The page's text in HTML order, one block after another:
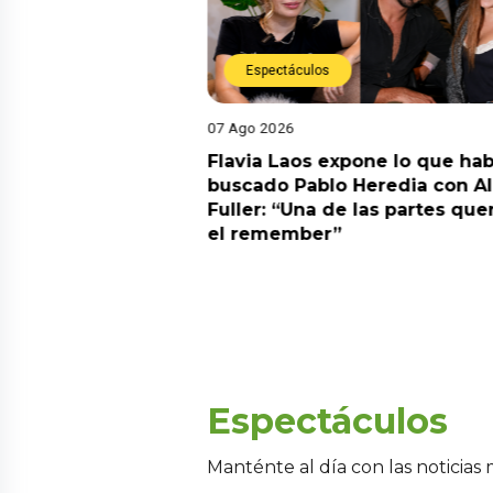
Espectáculos
07 Ago 2026
Flavia Laos expone lo que
buscado Pablo Heredia con
Fuller: “Una de las partes
el remember”
Espectáculos
Manténte al día con las noticias